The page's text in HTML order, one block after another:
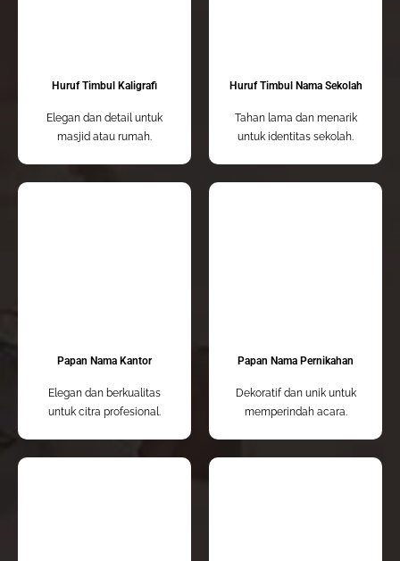
Huruf Timbul Kaligrafi
Elegan dan detail untuk
masjid atau rumah.
Huruf Timbul Nama Sekolah
Tahan lama dan menarik
untuk identitas sekolah.
Papan Nama Kantor
Elegan dan berkualitas
untuk citra profesional.
Papan Nama Pernikahan
Dekoratif dan unik untuk
memperindah acara.